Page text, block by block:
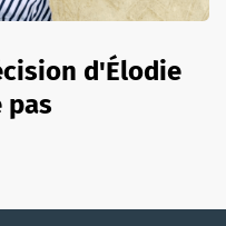
d'Élodie
pas